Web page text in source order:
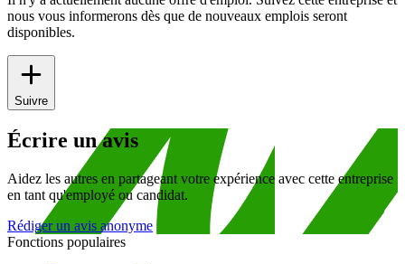
nous vous informerons dès que de nouveaux emplois seront
disponibles.
Suivre
Écrire un avis
Aidez les autres en partageant votre expérience avec cette entreprise
en tant qu'employé ou candidat.
Rédiger un avis anonyme
Fonctions populaires